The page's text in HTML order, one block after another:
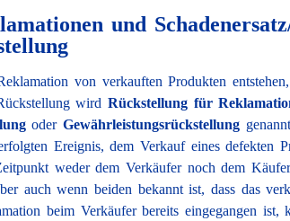
und
von verkauften Produkten
wird Rückstellung für
oderGewährleistungsrückstellung
Ereignis, dem Verkauf eines defekten
weder dem Verkäufer noch dem
auch wenn beiden bekannt ist, dass das
beim Verkäufer bereits eingegangen ist,